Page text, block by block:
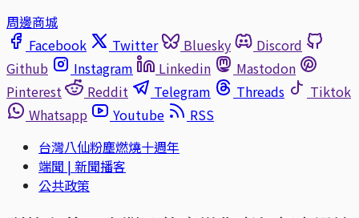
周邊商城
Facebook
Twitter Bluesky
Discord
Github
Instagram Linkedin
Mastodon
Pinterest
Reddit Telegram Threads
Tiktok
Whatsapp
Youtube
RSS
台灣八仙粉塵燃燒十週年
端聞 | 新聞播客
公共政策